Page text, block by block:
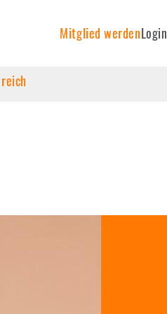
Mitglied werdenLogin